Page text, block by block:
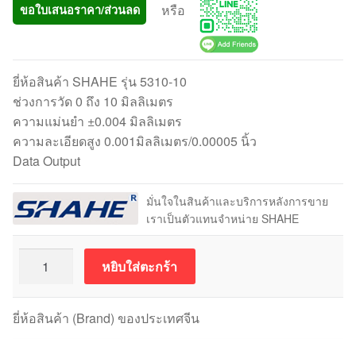
ขอใบเสนอราคา/ส่วนลด หรือ
ยี่ห้อสินค้า SHAHE รุ่น 5310-10
ช่วงการวัด 0 ถึง 10 มิลลิเมตร
ความแม่นยำ ±0.004 มิลลิเมตร
ความละเอียดสูง 0.001มิลลิเมตร/0.00005 นิ้ว
Data Output
มั่นใจในสินค้าและบริการหลังการขาย
เราเป็นตัวแทนจำหน่าย SHAHE
Digital
Dial
Gauge
หยิบใส่ตะกร้า
ยี่ห้อสินค้า (Brand) ของประเทศจีน